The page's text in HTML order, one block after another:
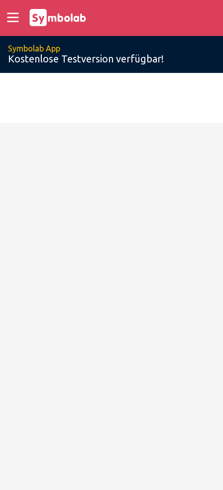
Symbolab App
Kostenlose Testversion verfügbar!